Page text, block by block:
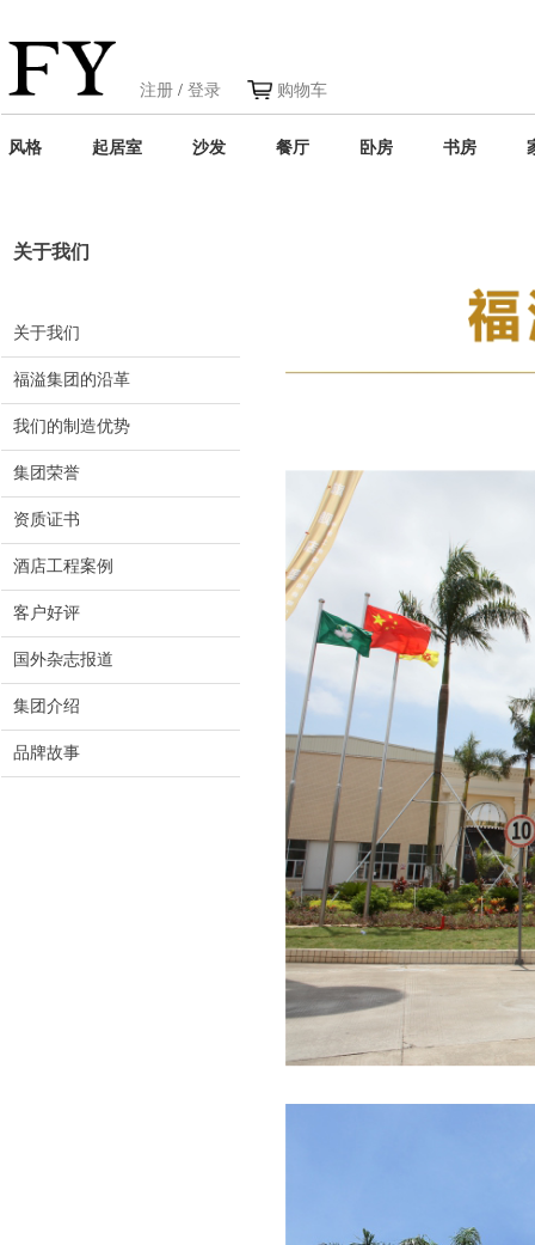
注册 / 登录 购物车
风格 起居室 沙发 餐厅 卧房 书房
关于我们
关于我们
福溢集团的沿革
我们的制造优势
集团荣誉
资质证书
酒店工程案例
客户好评
国外杂志报道
集团介绍
品牌故事